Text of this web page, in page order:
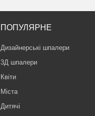
ПОПУЛЯРНЕ
Дизайнерські шпалери
3Д шпалери
Квіти
Міста
Дитячі